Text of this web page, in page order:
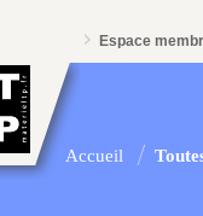
Espace
Accueil